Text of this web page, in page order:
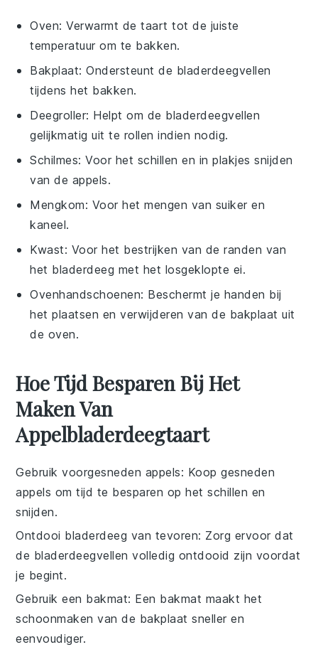
Oven: Verwarmt de taart tot de juiste
temperatuur om te bakken.
Bakplaat: Ondersteunt de bladerdeegvellen
tijdens het bakken.
Deegroller: Helpt om de bladerdeegvellen
gelijkmatig uit te rollen indien nodig.
Schilmes: Voor het schillen en in plakjes snijden
van de appels.
Mengkom: Voor het mengen van suiker en
kaneel.
Kwast: Voor het bestrijken van de randen van
het bladerdeeg met het losgeklopte ei.
Ovenhandschoenen: Beschermt je handen bij
het plaatsen en verwijderen van de bakplaat uit
de oven.
Hoe Tijd Besparen Bij Het
Maken Van
Appelbladerdeegtaart
Gebruik voorgesneden appels: Koopgesneden
appels om tijd te besparen op het schillen en
snijden.
Ontdooi bladerdeeg van tevoren: Zorg ervoor dat
de bladerdeegvellen volledig ontdooid zijn voordat
je begint.
Gebruik een bakmat: Een bakmat maakt het
schoonmaken van de bakplaat sneller en
eenvoudiger.